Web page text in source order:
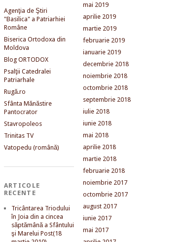
Agenţia de Ştiri
"Basilica" a Patriarhiei
Române
Biserica Ortodoxa din
Moldova
Blog ORTODOX
Psalţii Catedralei
Patriarhale
Rugă.ro
Sfânta Mănăstire
Pantocrator
Stavropoleos
Trinitas TV
Vatopedu (română)
ARTICOLE
RECENTE
Tricântarea Triodului
în Joia din a cincea
săptămână a Sfântului
şi Marelui Post(18
mai 2019
aprilie 2019
martie 2019
februarie 2019
ianuarie 2019
decembrie 2018
noiembrie 2018
octombrie 2018
septembrie 2018
iulie 2018
iunie 2018
mai 2018
aprilie 2018
martie 2018
februarie 2018
noiembrie 2017
octombrie 2017
august 2017
iunie 2017
mai 2017